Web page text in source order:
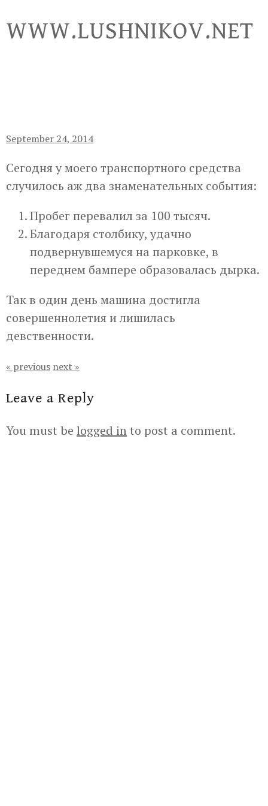
to
WWW.LUSHNIKOV.NET
September 24, 2014
Сегодня у моего транспортного средства
случилось аж два знаменательных события:
Пробег перевалил за 100 тысяч.
Благодаря столбику, удачно
подвернувшемуся на парковке, в
переднем бампере образовалась дырка.
Так в один день машина достигла
совершеннолетия и лишилась
девственности.
« previous next »
Leave a Reply
You must be logged into post a comment.